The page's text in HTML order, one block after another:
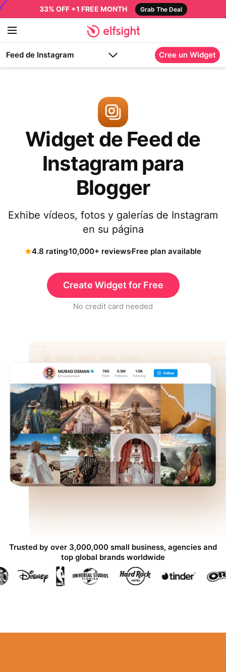
33% OFF +1 FREE MONTH Grab The Deal
Feed de Instagram Cree un Widget
Widget de Feed de
Instagram para
Blogger
Exhibe vídeos, fotos y galerías de Instagram
en su página
4.8 rating10,000+ reviewsFree plan available
Create Widget for Free
No credit card needed
Trusted by over 3,000,000 small business, agencies and
top global brands worldwide